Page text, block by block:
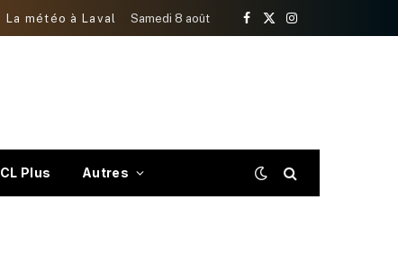
La météo à Laval Samedi 8 août
Facebook
X
Instagram
CL Plus Autres